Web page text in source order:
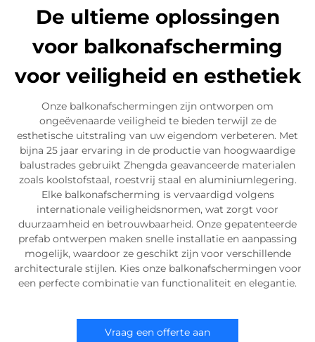
De ultieme oplossingen
voor balkonafscherming
voor veiligheid en esthetiek
Onze balkonafschermingen zijn ontworpen om
ongeëvenaarde veiligheid te bieden terwijl ze de
esthetische uitstraling van uw eigendom verbeteren. Met
bijna 25 jaar ervaring in de productie van hoogwaardige
balustrades gebruikt Zhengda geavanceerde materialen
zoals koolstofstaal, roestvrij staal en aluminiumlegering.
Elke balkonafscherming is vervaardigd volgens
internationale veiligheidsnormen, wat zorgt voor
duurzaamheid en betrouwbaarheid. Onze gepatenteerde
prefab ontwerpen maken snelle installatie en aanpassing
mogelijk, waardoor ze geschikt zijn voor verschillende
architecturale stijlen. Kies onze balkonafschermingen voor
een perfecte combinatie van functionaliteit en elegantie.
Vraag een offerte aan